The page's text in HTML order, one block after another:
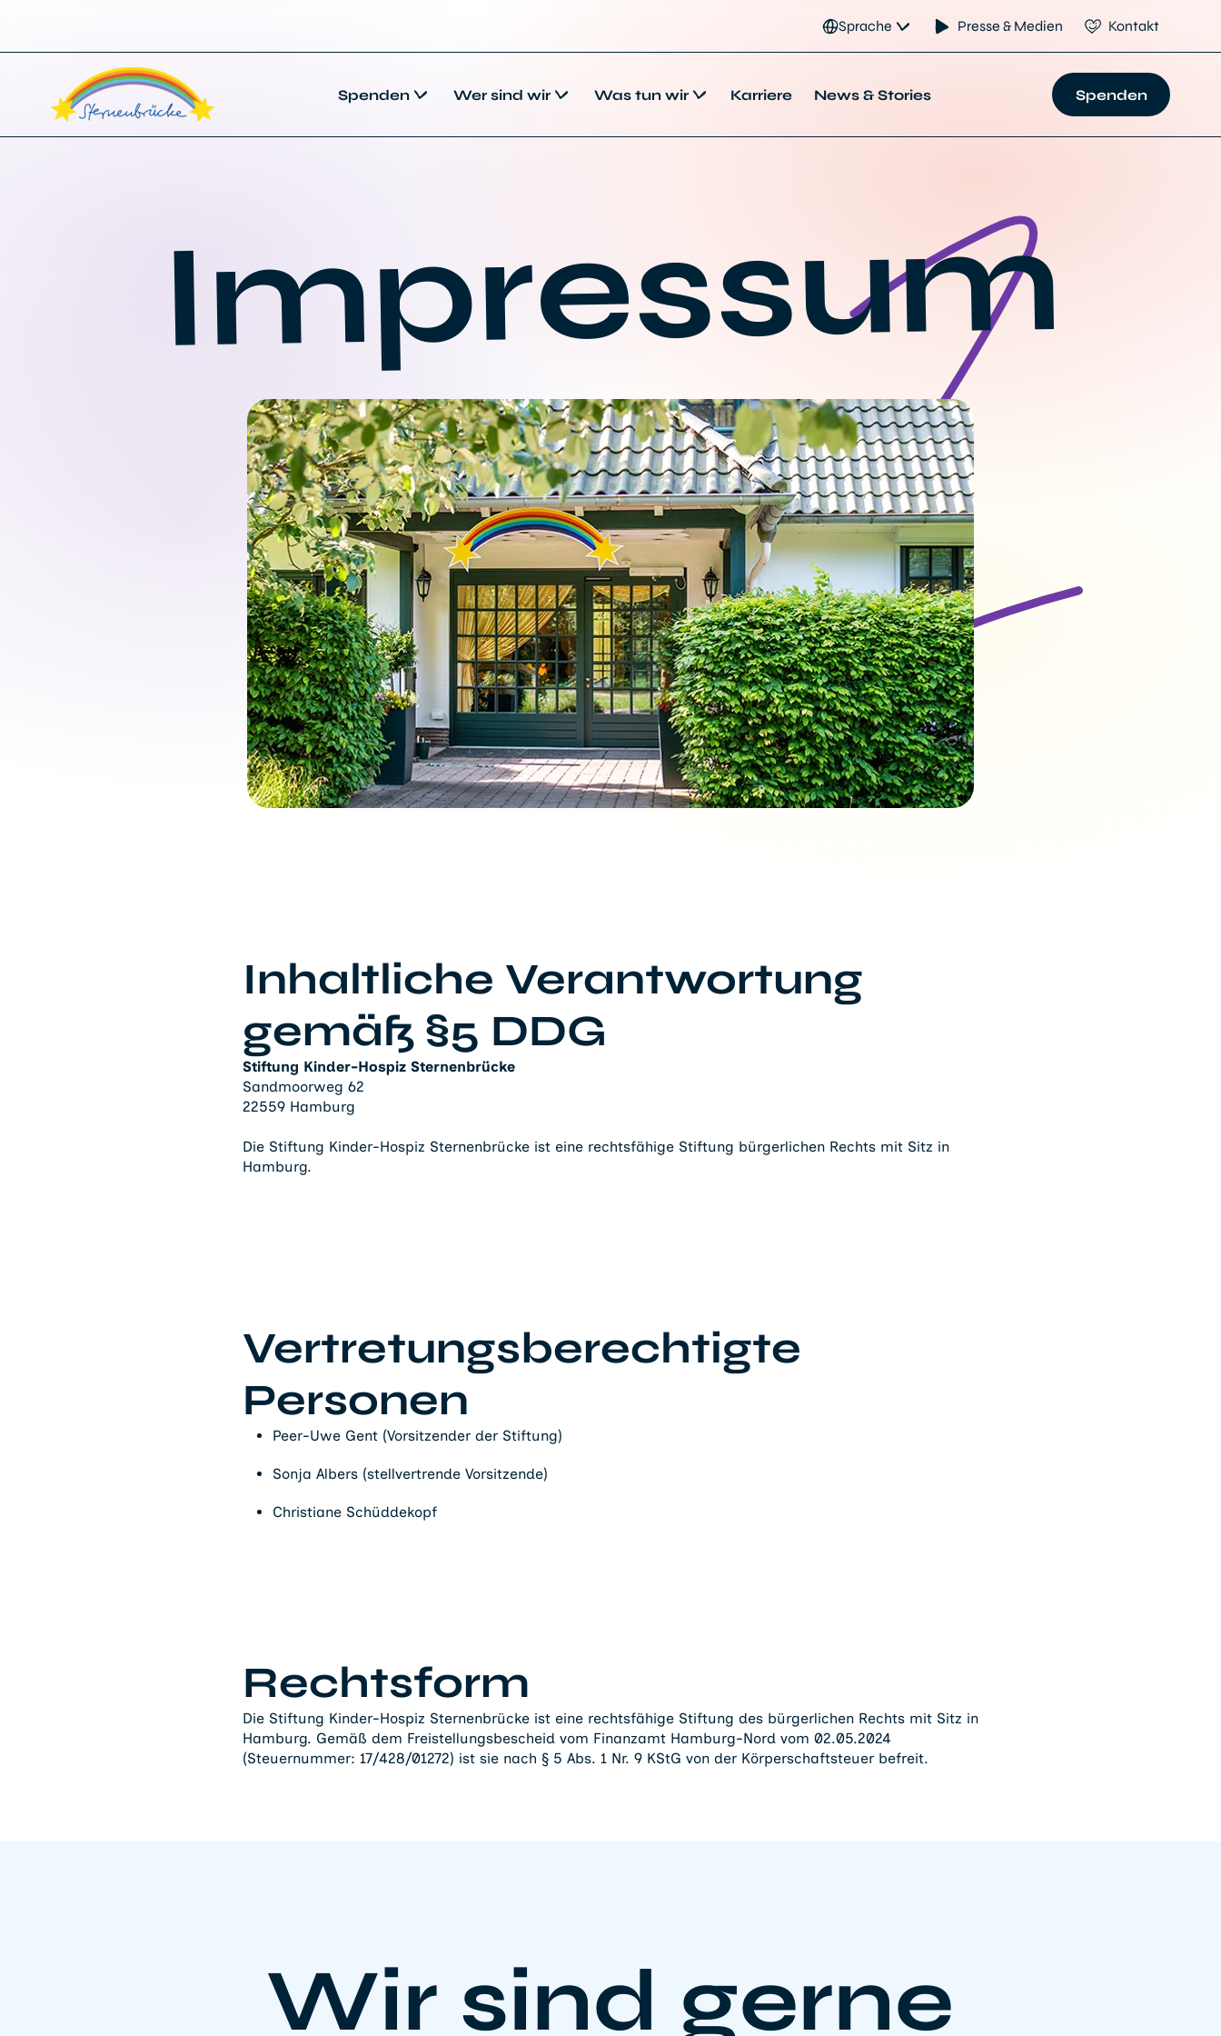
Sprache Presse & Medien Kontakt
Spenden Wer sind wir Was tun wir Karriere News & Stories Spenden
Impressum
Inhaltliche Verantwortung
gemäß §5 DDG
Stiftung Kinder-Hospiz Sternenbrücke
Sandmoorweg 62
22559 Hamburg
Die Stiftung Kinder-Hospiz Sternenbrücke ist eine rechtsfähige Stiftung bürgerlichen Rechts mit Sitz in
Hamburg.
Vertretungsberechtigte
Personen
Peer-Uwe Gent (Vorsitzender der Stiftung)
Sonja Albers (stellvertrende Vorsitzende)
Christiane Schüddekopf
Rechtsform
Die Stiftung Kinder-Hospiz Sternenbrücke ist eine rechtsfähige Stiftung des bürgerlichen Rechts mit Sitz in
Hamburg. Gemäß dem Freistellungsbescheid vom Finanzamt Hamburg-Nord vom 02.05.2024
(Steuernummer: 17/428/01272) ist sie nach § 5 Abs. 1 Nr. 9 KStG von der Körperschaftsteuer befreit.
Wir sind gerne